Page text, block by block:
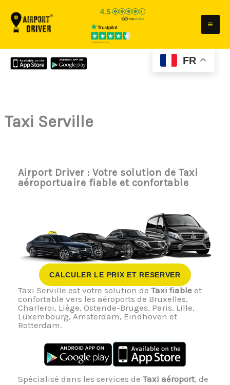
FR
Taxi Serville
Airport Driver : Votre solution de Taxi
aéroportuaire fiable et confortable
CALCULER LE PRIX ET RESERVER
Taxi Serville est votre solution de Taxi fiableet
confortable vers les aéroports de Bruxelles,
Charleroi, Liège, Ostende-Bruges, Paris, Lille,
Luxembourg, Amsterdam, Eindhoven et
Rotterdam.
Spécialisé dans les services de Taxi aéroport, de